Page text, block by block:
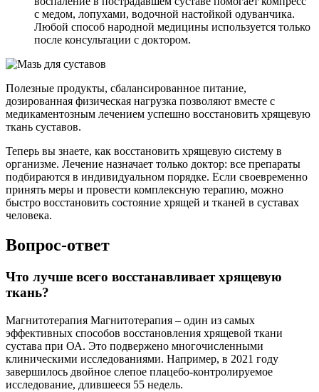
с медом, лопухами, водочной настойкой одуванчика.
Любой способ народной медицины используется только
после консультации с доктором.
Полезные продукты, сбалансированное питание,
дозированная физическая нагрузка позволяют вместе с
медикаментозным лечением успешно восстановить хрящевую
ткань суставов.
Теперь вы знаете, как восстановить хрящевую систему в
организме. Лечение назначает только доктор: все препараты
подбираются в индивидуальном порядке. Если своевременно
принять меры и провести комплексную терапию, можно
быстро восстановить состояние хрящей и тканей в суставах
человека.
Вопрос-ответ
Что лучше всего восстанавливает хрящевую
ткань?
Магнитотерапия Магнитотерапия – один из самых
эффективных способов восстановления хрящевой ткани
сустава при ОА. Это подвержено многочисленными
клиническими исследованиями. Например, в 2021 году
завершилось двойное слепое плацебо-контролируемое
исследование, длившееся 55 недель.